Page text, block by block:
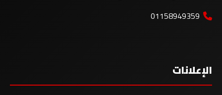
01158949359
الإعلانات